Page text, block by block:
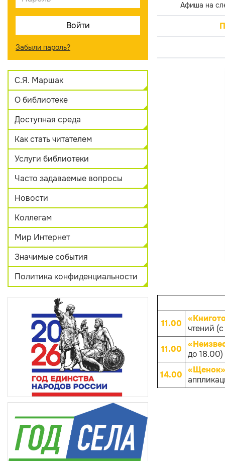
Забыли пароль?
С.Я. Маршак
О библиотеке
Доступная среда
Как стать читателем
Услуги библиотеки
Часто задаваемые вопросы
Новости
Коллегам
Мир Интернет
Значимые события
Политика конфиденциальности
Афиша на
11.00
чтений
11.00
до 18.00)
14.00